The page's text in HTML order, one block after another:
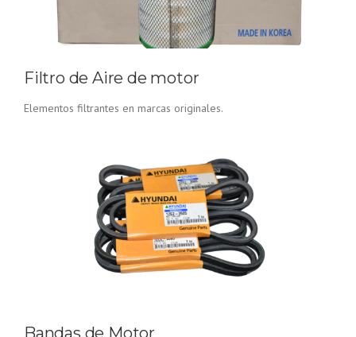
Filtro de Aire de motor
Elementos filtrantes en marcas originales.
Bandas de Motor